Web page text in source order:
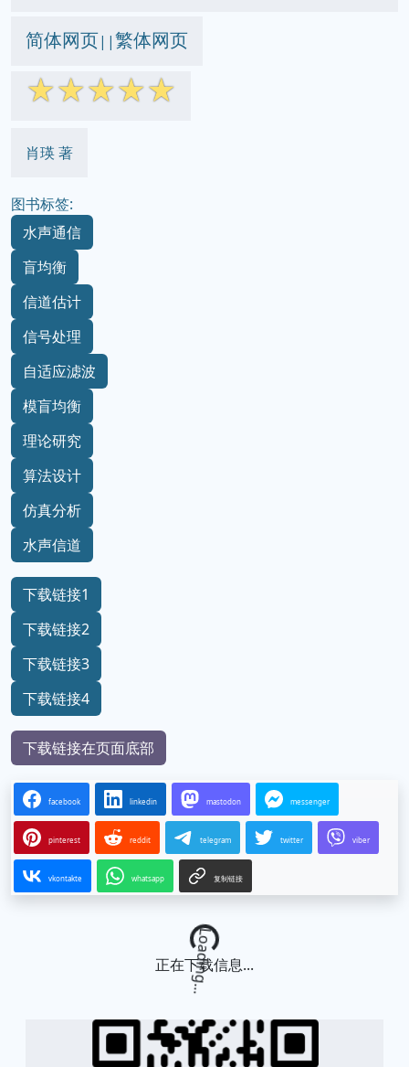
简体网页||繁体网页
☆☆☆☆☆
肖瑛 著
图书标签:
水声通信
盲均衡
信道估计
信号处理
自适应滤波
模盲均衡
理论研究
算法设计
仿真分析
水声信道
下载链接1
下载链接2
下载链接3
下载链接4
下载链接在页面底部
facebook linkedin mastodon messenger
pinterest reddit telegram twitter viber
vkontakte whatsapp 复制链接
Loading...
正在下载信息...